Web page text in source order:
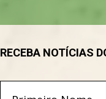
RECEBA NOTÍCIAS